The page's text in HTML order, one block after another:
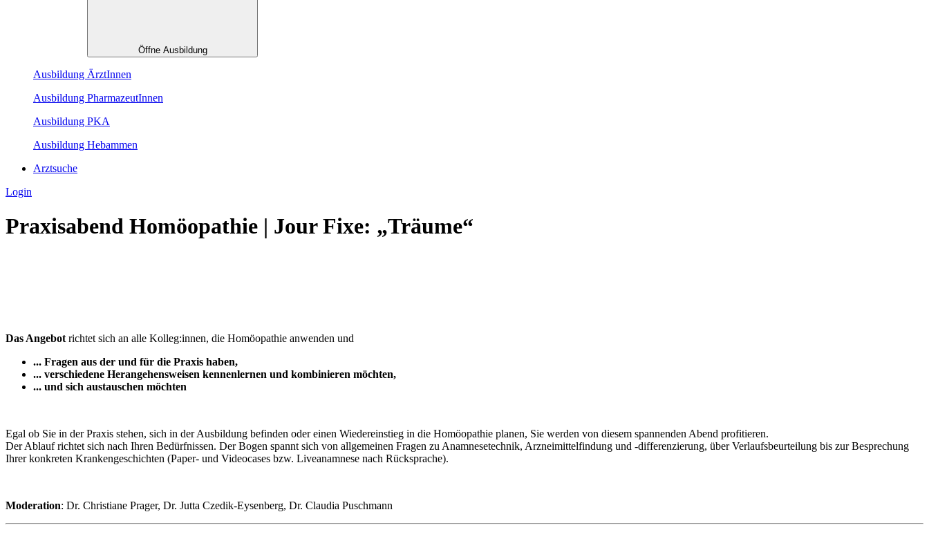
Öffne Ausbildung
Ausbildung ÄrztInnen
Ausbildung PharmazeutInnen
Ausbildung PKA
Ausbildung Hebammen
Arztsuche
Login
Praxisabend Homöopathie | Jour Fixe: „Träume“
Das Angebot richtet sich an alle Kolleg:innen, die Homöopathie anwenden und
... Fragen aus der und für die Praxis haben,
... verschiedene Herangehensweisen kennenlernen und kombinieren möchten,
... und sich austauschen möchten
Egal ob Sie in der Praxis stehen, sich in der Ausbildung befinden oder einen Wiedereinstieg in die Homöopathie planen, Sie werden von diesem spannenden Abend profitieren.
Der Ablauf richtet sich nach Ihren Bedürfnissen. Der Bogen spannt sich von allgemeinen Fragen zu Anamnesetechnik, Arzneimittelfindung und -differenzierung, über Verlaufsbeurteilung bis zur Besprechung
Ihrer konkreten Krankengeschichten (Paper- und Videocases bzw. Liveanamnese nach Rücksprache).
Moderation: Dr. Christiane Prager, Dr. Jutta Czedik-Eysenberg, Dr. Claudia Puschmann